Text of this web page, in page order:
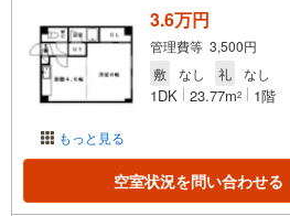
もっと見る
3.6万円
管理費等 3,500円
敷
なし 礼 なし
1DK 23.77m2 1階
空室状況を問い合わせる